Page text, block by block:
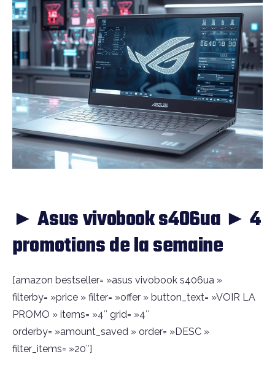
► Asus vivobook s406ua ► 4
promotions de la semaine
[amazon bestseller= »asus vivobook s406ua »
filterby= »price » filter= »offer » button_text= »VOIR LA
PROMO » items= »4″ grid= »4″
orderby= »amount_saved » order= »DESC »
filter_items= »20″]